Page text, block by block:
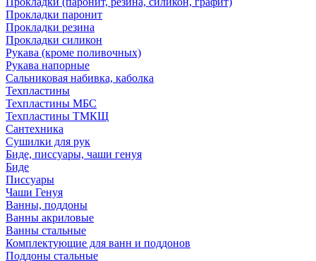
Прокладки паронит
Прокладки резина
Прокладки силикон
Рукава (кроме поливочных)
Рукава напорные
Сальниковая набивка, каболка
Техпластины
Техпластины МБС
Техпластины ТМКЩ
Сантехника
Сушилки для рук
Биде, писсуары, чаши генуя
Биде
Писсуары
Чаши Генуя
Ванны, поддоны
Ванны акриловые
Ванны стальные
Комплектующие для ванн и поддонов
Поддоны стальные